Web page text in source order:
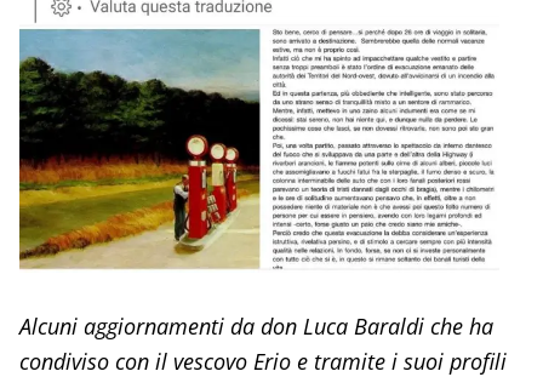
Alcuni aggiornamenti da don Luca Baraldi che ha
condiviso con il vescovo Erio e tramite i suoi profili